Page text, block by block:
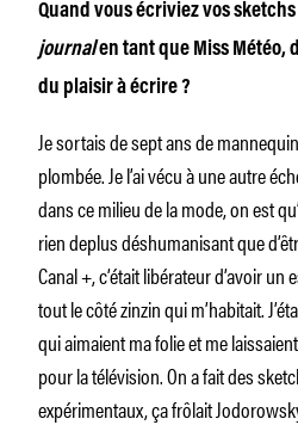
Quand vous écriviez vos
journalen tant que Miss Météo,
du plaisir à écrire ?
Je sortais de sept ans de
plombée. Je l’ai vécu à une autre
dans ce milieu de la mode, on est
rien deplus déshumanisant que
Canal +, c’était libérateur d’avoir
tout le côté zinzin qui m’habitait.
qui aimaient ma folie et me
pour la télévision. On a fait des
expérimentaux, ça frôlait